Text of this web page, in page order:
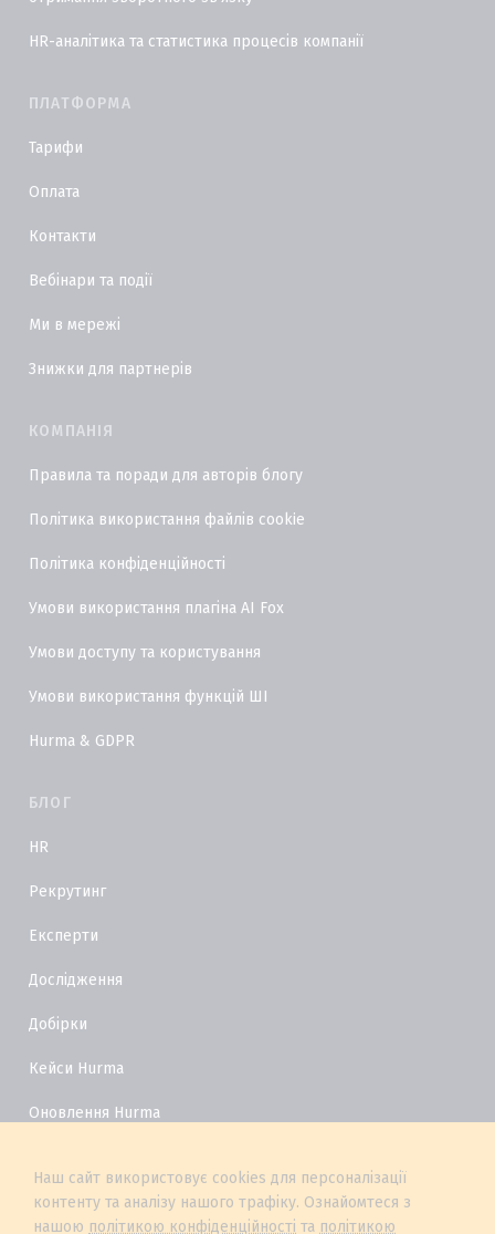
HR-аналітика та статистика процесів компанії
ПЛАТФОРМА
Тарифи
Оплата
Контакти
Вебінари та події
Ми в мережі
Знижки для партнерів
КОМПАНІЯ
Правила та поради для авторів блогу
Політика використання файлів cookie
Політика конфіденційності
Умови використання плагіна AI Fox
Умови доступу та користування
Умови використання функцій ШІ
Hurma & GDPR
БЛОГ
HR
Рекрутинг
Експерти
Дослідження
Добірки
Кейси Hurma
Оновлення Hurma
Наш сайт використовує cookies для персоналізації
контенту та аналізу нашого трафіку. Ознайомтеся з
нашою політикою конфіденційності та політикою